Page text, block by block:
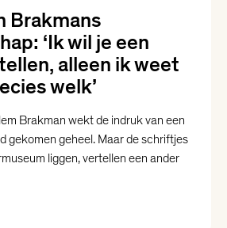
Brakmans
‘Ik wil je een
alleen ik weet
welk’
Brakman wekt de indruk van een
gekomen geheel. Maar de schriftjes
liggen, vertellen een ander